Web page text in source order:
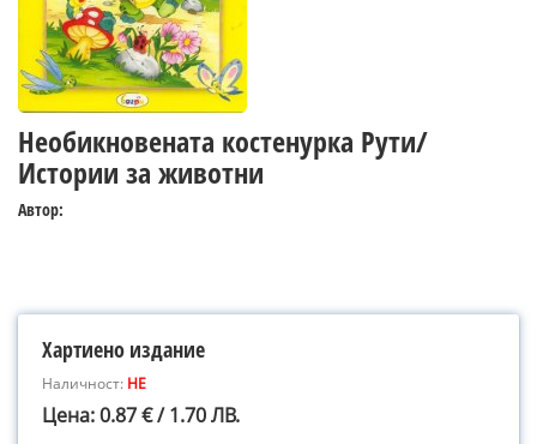
Необикновената костенурка Рути/
Истории за животни
Автор:
Хартиено издание
Наличност: НЕ
Цена: 0.87 € / 1.70 ЛВ.